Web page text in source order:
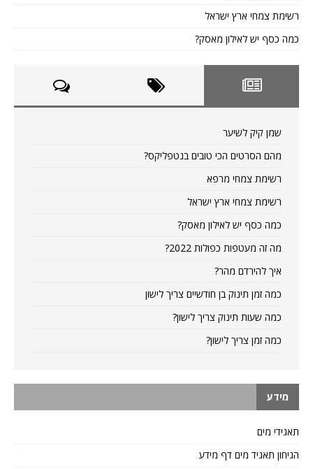
רשימת צמחי ארץ ישראל
כמה כסף יש לאילון מאסק?
שמן קיק לשיער
מהם הסרטים הכי טובים בנטפליקס?
רשימת צמחי מרפא
רשימת צמחי ארץ ישראל
כמה כסף יש לאילון מאסק?
מה זה מעטפות כפולות 2022?
איך להירדם מהר?
כמה זמן תינוק בן חודשיים צריך לישון
כמה שעות תינוק צריך לישון?
כמה זמן צריך לישון?
מידע
תאגידי מים
הגיחון תאגיד מים דף מידע